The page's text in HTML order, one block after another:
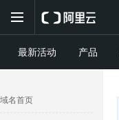
最新活动 产品
域名首页